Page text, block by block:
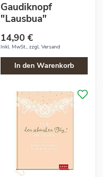
Gaudiknopf
"Lausbua"
14,90 €
Inkl. MwSt., zzgl. Versand
In den Warenkorb